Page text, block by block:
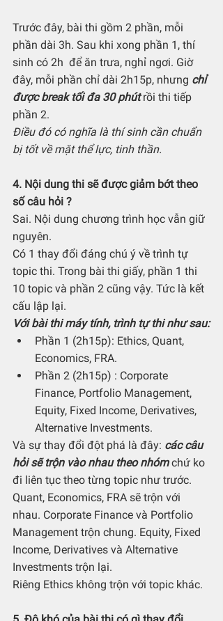
Trước đây, bài thi gồm 2 phần, mỗi
phần dài 3h. Sau khi xong phần 1, thí
sinh có 2h  để ăn trưa, nghỉ ngơi. Giờ
đây, mỗi phần chỉ dài 2h15p, nhưng chỉ
được break tối đa 30 phút rồi thi tiếp
phần 2.
Điều đó có nghĩa là thí sinh cần chuẩn
bị tốt về mặt thể lực, tinh thần.
4. Nội dung thi sẽ được giảm bớt theo
số câu hỏi ?
Sai. Nội dung chương trình học vẫn giữ
nguyên.
Có 1 thay đổi đáng chú ý về trình tự
topic thi. Trong bài thi giấy, phần 1 thi
10 topic và phần 2 cũng vậy. Tức là kết
cấu lập lại.
Với bài thi máy tính, trình tự thi như sau:
Phần 1 (2h15p): Ethics, Quant,
Economics, FRA.
Phần 2 (2h15p) : Corporate
Finance, Portfolio Management,
Equity, Fixed Income, Derivatives,
Alternative Investments.
Và sự thay đổi đột phá là đây: các câu
hỏi sẽ trộn vào nhau theo nhóm chứ ko
đi liên tục theo từng topic như trước.
Quant, Economics, FRA sẽ trộn với
nhau. Corporate Finance và Portfolio
Management trộn chung. Equity, Fixed
Income, Derivatives và Alternative
Investments trộn lại.
Riêng Ethics không trộn với topic khác.